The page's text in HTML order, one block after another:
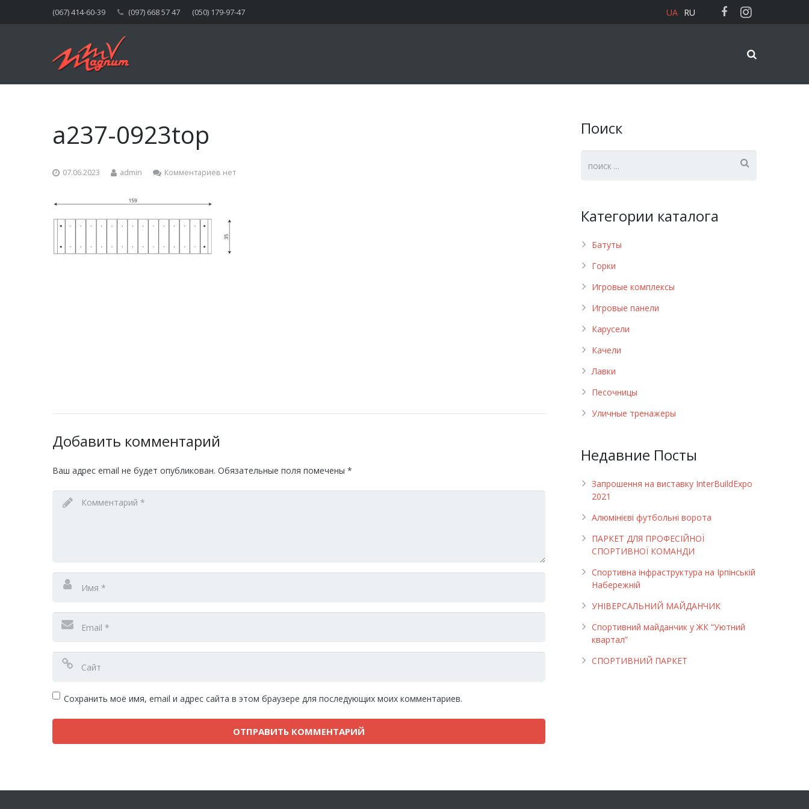
(067) 414-60-39 (097) 668 57 47 (050) 179-97-47 UA RU
a237-0923top
07.06.2023 admin Комментариев нет
Добавить комментарий
Ваш адрес email не будет опубликован. Обязательные поля помечены *
Сохранить моё имя, email и адрес сайта в этом браузере для последующих моих комментариев.
Поиск
Категории каталога
Батуты
Горки
Игровые комплексы
Игровые панели
Карусели
Качели
Лавки
Песочницы
Уличные тренажеры
Недавние Посты
Запрошення на виставку InterBuildExpo
2021
Алюмінієві футбольні ворота
ПАРКЕТ ДЛЯ ПРОФЕСІЙНОЇ
СПОРТИВНОЇ КОМАНДИ
Спортивна інфраструктура на Ірпінській
Набережній
УНІВЕРСАЛЬНИЙ МАЙДАНЧИК
Cпортивний майданчик у ЖК “Уютний
квартал”
СПОРТИВНИЙ ПАРКЕТ